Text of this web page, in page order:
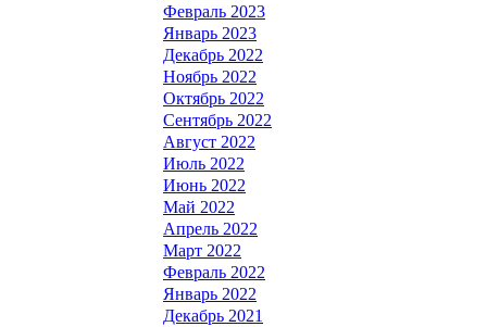
Февраль 2023
Январь 2023
Декабрь 2022
Ноябрь 2022
Октябрь 2022
Сентябрь 2022
Август 2022
Июль 2022
Июнь 2022
Май 2022
Апрель 2022
Март 2022
Февраль 2022
Январь 2022
Декабрь 2021